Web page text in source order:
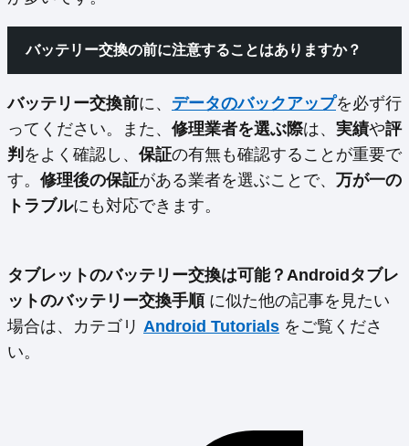
バッテリー交換の前に注意することはありますか？
バッテリー交換前に、 データのバックアップを必ず行
ってください。また、 修理業者を選ぶ際は、 実績や評
判 をよく確認し、 保証の有無も確認することが重要で
す。 修理後の保証がある業者を選ぶことで、 万が一の
トラブルにも対応できます。
タブレットのバッテリー交換は可能？Androidタブレ
ットのバッテリー交換手順 に似た他の記事を見たい
場合は、カテゴリ Android Tutorials をご覧くださ
い。